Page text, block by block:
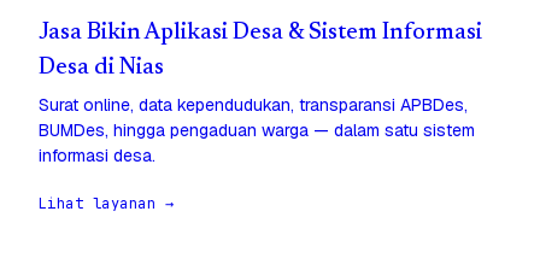
Jasa Bikin Aplikasi Desa & Sistem Informasi
Desa di Nias
Surat online, data kependudukan, transparansi APBDes,
BUMDes, hingga pengaduan warga — dalam satu sistem
informasi desa.
Lihat layanan →